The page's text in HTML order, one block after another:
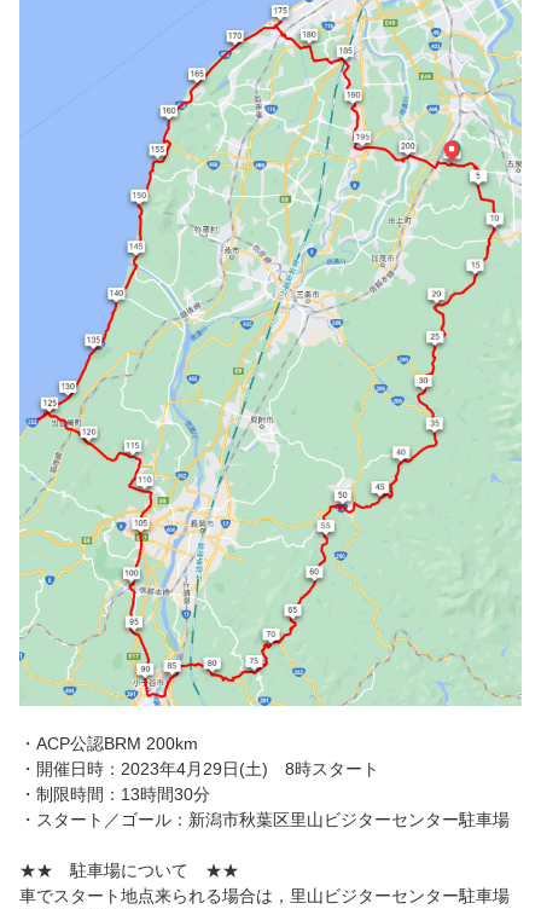
・ACP公認BRM 200km
・開催日時：2023年4月29日(土) 8時スタート
・制限時間：13時間30分
・スタート／ゴール：新潟市秋葉区里山ビジターセンター駐車場
★★ 駐車場について ★★
車でスタート地点来られる場合は，里山ビジターセンター駐車場